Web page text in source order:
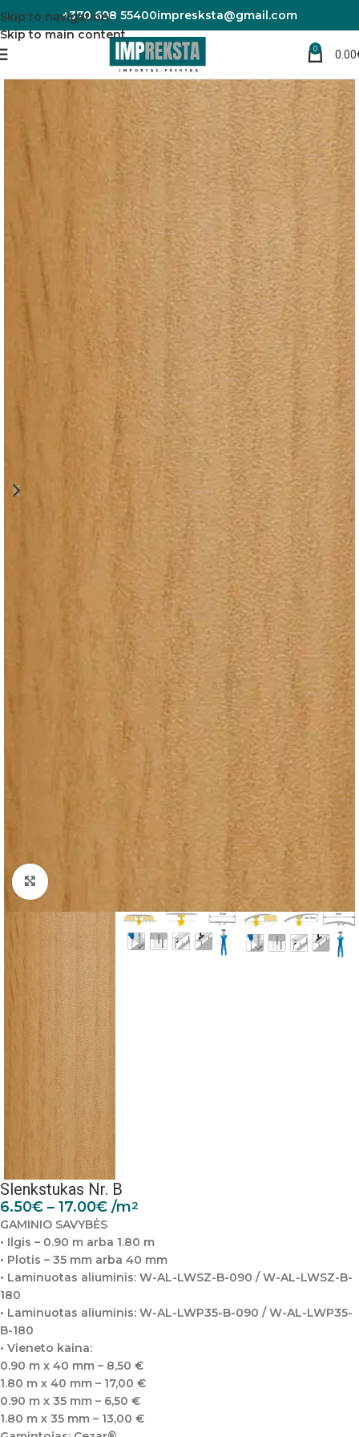
Skip to navigation
Skip to main content
+370 698 55400impresksta@gmail.com
0 0.00
Pradžia Grindų priedai
Padidinti nuotrauką
Slenkstukas Nr. B
6.50€ – 17.00€ /m2
GAMINIO SAVYBĖS
• Ilgis – 0.90 m arba 1.80 m
• Plotis – 35 mm arba 40 mm
• Laminuotas aliuminis: W-AL-LWSZ-B-090 / W-AL-LWSZ-B-
180
• Laminuotas aliuminis: W-AL-LWP35-B-090 / W-AL-LWP35-
B-180
• Vieneto kaina:
0.90 m x 40 mm – 8,50 €
1.80 m x 40 mm – 17,00 €
0.90 m x 35 mm – 6,50 €
1.80 m x 35 mm – 13,00 €